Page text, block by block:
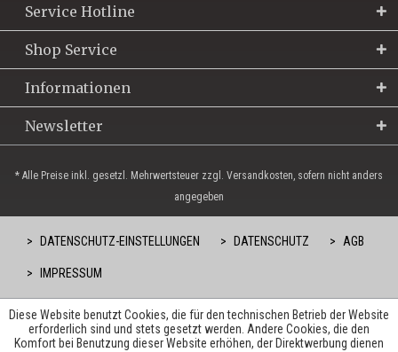
Service Hotline
Shop Service
Informationen
Newsletter
* Alle Preise inkl. gesetzl. Mehrwertsteuer zzgl. Versandkosten, sofern nicht anders
angegeben
DATENSCHUTZ-EINSTELLUNGEN DATENSCHUTZ AGB
IMPRESSUM
Diese Website benutzt Cookies, die für den technischen Betrieb der Website
erforderlich sind und stets gesetzt werden. Andere Cookies, die den
Komfort bei Benutzung dieser Website erhöhen, der Direktwerbung dienen